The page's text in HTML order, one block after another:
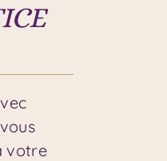
votre